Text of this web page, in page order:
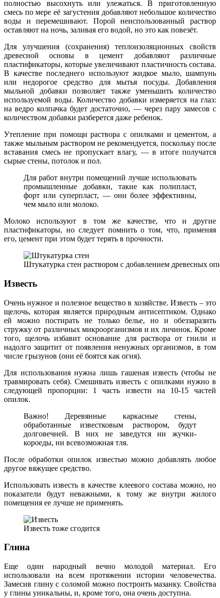
полностью высохнуть или улежаться. В приготовленную
смесь по мере её загустения добавляют небольшое количество
воды и перемешивают. Порой неиспользованный раствор
оставляют на ночь, заливая его водой, но это как повезёт.
Для улучшения (сохранения) теплоизоляционных свойств
древесной основы в цемент добавляют различные
пластификаторы, которые увеличивают пластичность состава.
В качестве последнего используют жидкое мыло, шампунь
или недорогое средство для мытья посуды. Добавления
мыльной добавки позволяет также уменьшить количество
используемой воды. Количество добавки измеряется на глаз:
на ведро колпачка будет достаточно, — через пару замесов с
количеством добавки разберется даже ребенок.
Утепление при помощи раствора с опилками и цементом, а
также мыльным раствором не рекомендуется, поскольку после
вставания смесь не пропускает влагу, — в итоге получатся
сырые стены, потолок и пол.
Для работ внутри помещений лучше использовать
промышленные добавки, такие как полипласт,
форт или суперпласт, — они более эффективны,
чем мыло или молоко.
Молоко используют в том же качестве, что и другие
пластификаторы, но следует помнить о том, что, применяя
его, цемент при этом будет терять в прочности.
Штукатурка стен раствором с добавлением древесных
Известь
Очень нужное и полезное вещество в хозяйстве. Известь – это
щелочь, которая является природным антисептиком. Однако
ей можно постирать не только белье, но и обеззаразить
стружку от различных микроорганизмов и их личинок. Кроме
того, щелочь избавит основание для раствора от гнили и
надолго защитит от появления ненужных организмов, в том
числе грызунов (они её боятся как огня).
Для использования нужна лишь гашеная известь (чтобы не
травмировать себя). Смешивать известь с опилками нужно в
следующей пропорции: 1 часть извести на 10-15 частей
опилок.
Важно! Деревянные каркасные стены,
обработанные известковым раствором, будут
долговечней. В них не заведутся ни жучки-
короеды, ни всевозможная тля.
После обработки опилок известью можно добавлять любое
другое вяжущее средство.
Использовать известь в качестве клеевого состава можно, но
показатели будут неважными, к тому же внутри жилого
помещения ее лучше не применять.
Известь тоже сгодится
Глина
Еще один народный вечно молодой материал. Его
использовали на всем протяжении истории человечества.
Замесив глину с соломой можно построить мазанку. Свойства
у глины уникальны, и, кроме того, она очень доступна.